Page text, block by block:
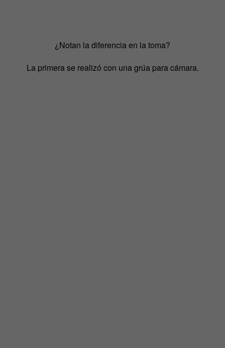
¿Notan la diferencia en la toma?
La primera se realizó con una grúa para cámara.